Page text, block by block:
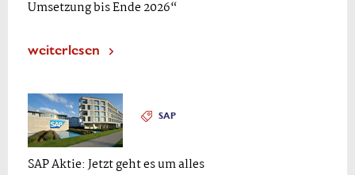
Umsetzung bis Ende 2026“
weiterlesen
SAP
SAP Aktie: Jetzt geht es um alles